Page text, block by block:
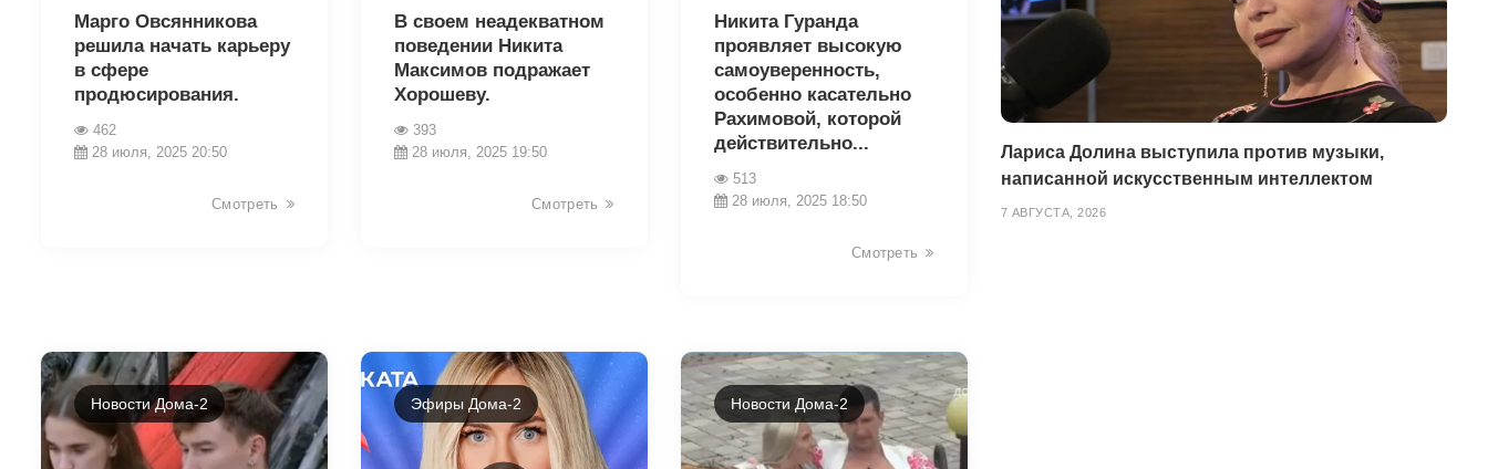
Марго Овсянникова
решила начать карьеру
в сфере
продюсирования.
462
28 июля, 2025 20:50
Смотреть
В своем неадекватном
поведении Никита
Максимов подражает
Хорошеву.
393
28 июля, 2025 19:50
Смотреть
Никита Гуранда
проявляет высокую
самоуверенность,
особенно касательно
Рахимовой, которой
действительно...
513
28 июля, 2025 18:50
Смотреть
Новости Дома-2 Эфиры Дома-2 Новости Дома-2
Лариса Долина выступила против музыки,
написанной искусственным интеллектом
7 АВГУСТА, 2026